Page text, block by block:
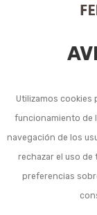
Utilizamos cookies
funcionamiento de
navegación de los
rechazar el uso de
preferencias
de